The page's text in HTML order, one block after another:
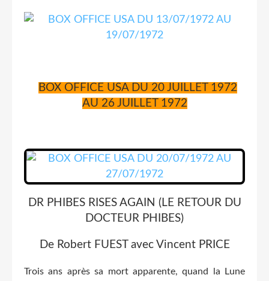
BOX OFFICE USA DU 20 JUILLET 1972
AU 26 JUILLET 1972
DR PHIBES RISES AGAIN (LE RETOUR DU
DOCTEUR PHIBES)
De Robert FUEST avec Vincent PRICE
Trois ans après sa mort apparente, quand la Lune